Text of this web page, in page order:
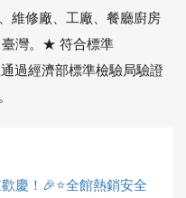
維修廠、工廠、餐廳廚房
灣。★ 符合標準
過經濟部標準檢驗局驗證
慶！🎉⭐全館熱銷安全